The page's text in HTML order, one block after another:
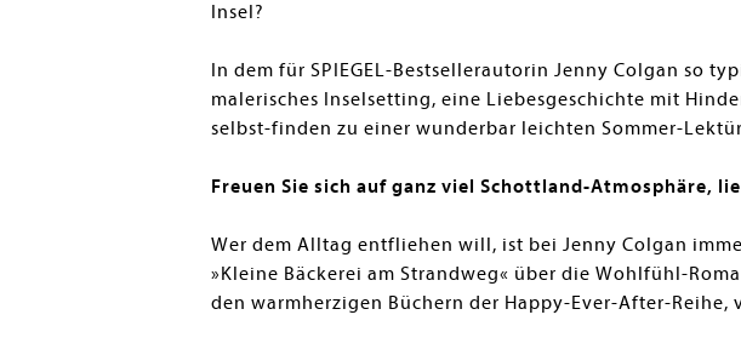
Insel?
In dem für SPIEGEL-Bestsellerautorin Jenny Colgan so
malerisches Inselsetting, eine Liebesgeschichte mit
selbst-finden zu einer wunderbar leichten Sommer-
Freuen Sie sich auf ganz viel Schottland-Atmosphäre,
Wer dem Alltag entfliehen will, ist bei Jenny Colgan
»Kleine Bäckerei am Strandweg« über die Wohlfühl-
den warmherzigen Büchern der Happy-Ever-After-Reihe,